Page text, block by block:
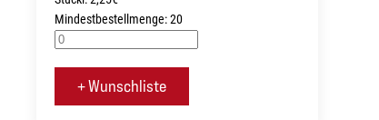
Mindestbestellmenge: 20
+ Wunschliste